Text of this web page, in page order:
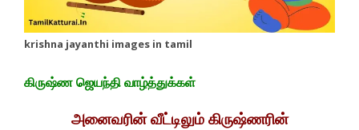
krishna jayanthi images in tamil
கிருஷ்ண ஜெயந்தி வாழ்த்துக்கள்
அனைவரின் வீட்டிலும் கிருஷ்ணரின்